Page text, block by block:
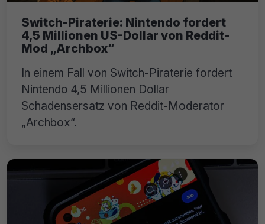
Switch-Piraterie: Nintendo fordert
4,5 Millionen US-Dollar von Reddit-
Mod „Archbox“
In einem Fall von Switch-Piraterie fordert
Nintendo 4,5 Millionen Dollar
Schadensersatz von Reddit-Moderator
„Archbox“.